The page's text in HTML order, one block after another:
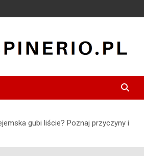
gubi liście? Poznaj przyczyny i